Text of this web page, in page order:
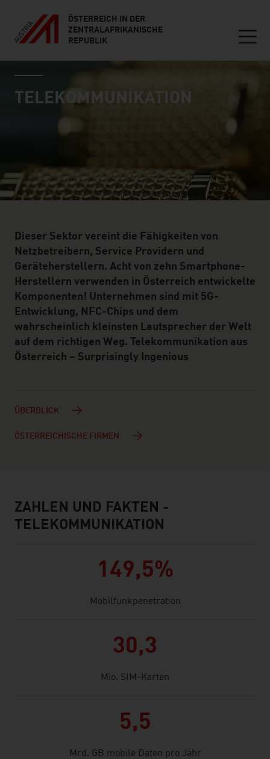
ÖSTERREICH IN DER
ZENTRALAFRIKANISCHE
REPUBLIK
Inhalt
industry page
TELE­KOMMUNIKATION
Dieser Sektor vereint die Fähigkeiten von
Netzbetreibern, Service Providern und
Geräteherstellern. Acht von zehn Smartphone-
Herstellern verwenden in Österreich entwickelte
Komponenten! Unternehmen sind mit 5G-
Entwicklung, NFC-Chips und dem
wahrscheinlich kleinsten Lautsprecher der Welt
auf dem richtigen Weg. Telekommunikation aus
Österreich – Surprisingly Ingenious
ÜBERBLICK
ÖSTERREICHISCHE FIRMEN
facts & figures
ZAHLEN UND FAKTEN -
TELEKOMMUNIKATION
149,5%
Mobilfunkpenetration
30,3
Mio. SIM-Karten
5,5
Mrd. GB mobile Daten pro Jahr